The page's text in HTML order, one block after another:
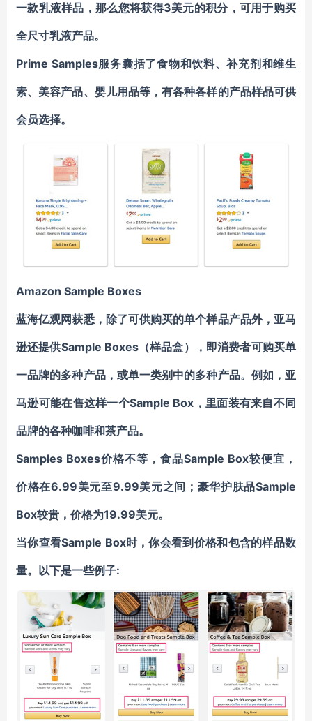
一款乳液样品，那么您将获得3美元的积分，可用于购买
全尺寸乳液产品。
Prime Samples服务囊括了食物和饮料、补充剂和维生
素、美容产品、婴儿用品等，有各种各样的产品样品可供
会员选择。
Amazon Sample Boxes
蓝海亿观网获悉，除了可供购买的单个样品产品外， 亚马
逊还提供Sample Boxes（样品盒）
，即消费者可购买单
一品牌的多种产品，或单一类别中的多种产品。例如，亚
马逊可能在售这样一个Sample Box，里面装有来自不同
品牌的各种咖啡和茶产品。
Samples Boxes价格不等 ，食品Sample Box较便宜，
价格在6.99美元至9.99美元之间；豪华护肤品Sample
Box较贵，价格为19.99美元。
当你查看Sample Box时，你会看到 价格和包含的样品数
量。以下是一些例子: